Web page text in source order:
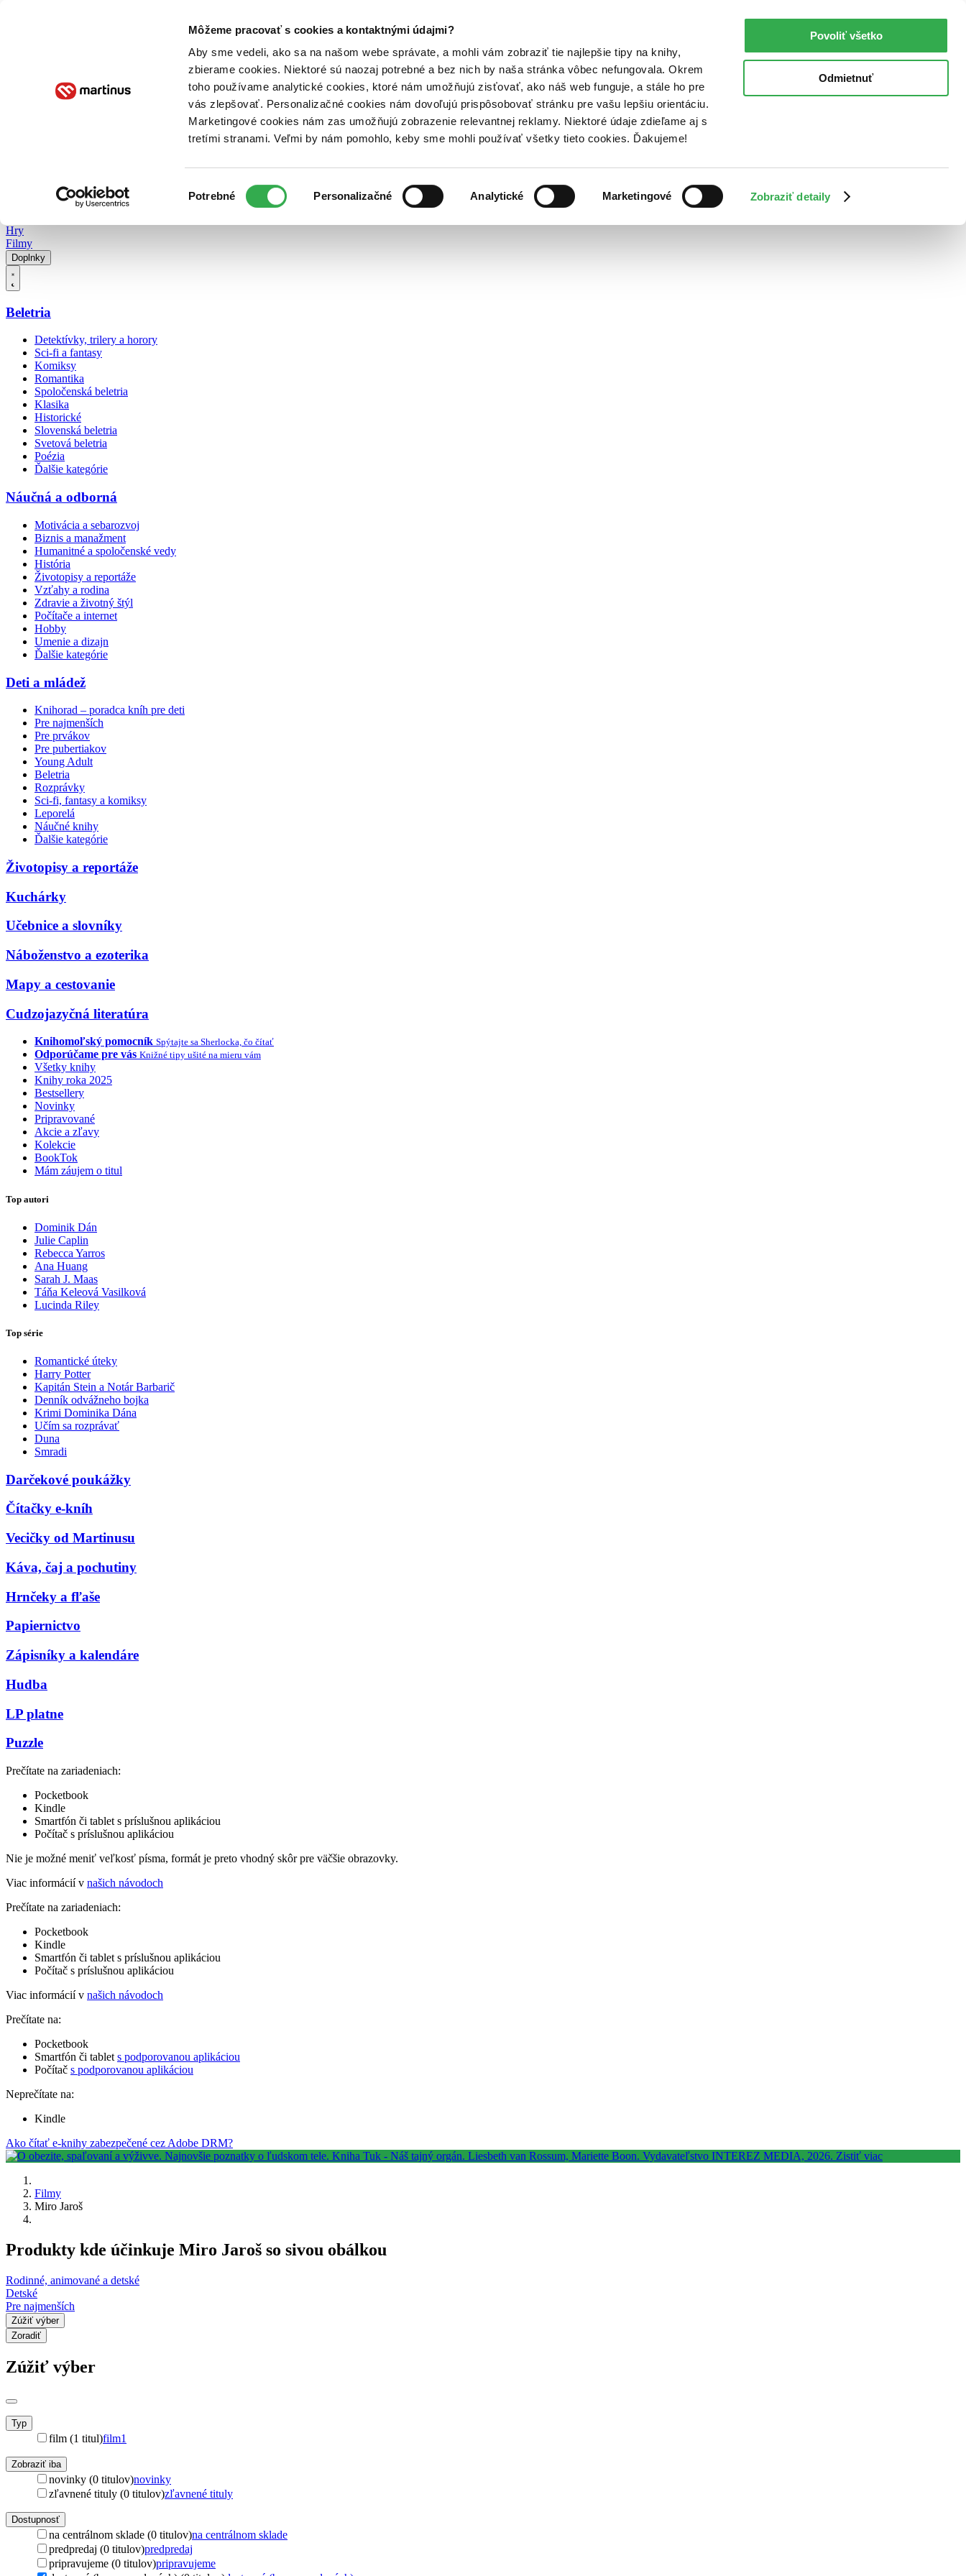
Môžeme pracovať s cookies a kontaktnými údajmi?
Aby sme vedeli, ako sa na našom webe správate, a mohli vám zobraziť tie najlepšie tipy na knihy,
zbierame cookies. Niektoré sú naozaj potrebné a bez nich by naša stránka vôbec nefungovala. Okrem
toho používame analytické cookies, ktoré nám umožňujú zisťovať, ako náš web funguje, a stále ho pre
vás zlepšovať. Personalizačné cookies nám dovoľujú prispôsobovať stránku pre vašu lepšiu orientáciu.
Marketingové cookies nám zas umožňujú zobrazenie relevantnej reklamy. Niektoré údaje zdieľame aj s
tretími stranami. Veľmi by nám pomohlo, keby sme mohli používať všetky tieto cookies. Ďakujeme!
súhlasu
Potrebné Personalizačné Analytické Marketingové Zobraziť detaily
Povoliť všetko
Odmietnuť
Poukážky Kontakt
Hry
Filmy
Doplnky
Beletria
Detektívky, trilery a horory
Sci-fi a fantasy
Komiksy
Romantika
Spoločenská beletria
Klasika
Historické
Slovenská beletria
Svetová beletria
Poézia
Ďalšie kategórie
Náučná a odborná
Motivácia a sebarozvoj
Biznis a manažment
Humanitné a spoločenské vedy
História
Životopisy a reportáže
Vzťahy a rodina
Zdravie a životný štýl
Počítače a internet
Hobby
Umenie a dizajn
Ďalšie kategórie
Deti a mládež
Knihorad – poradca kníh pre deti
Pre najmenších
Pre prvákov
Pre pubertiakov
Young Adult
Beletria
Rozprávky
Sci-fi, fantasy a komiksy
Leporelá
Náučné knihy
Ďalšie kategórie
Životopisy a reportáže
Kuchárky
Učebnice a slovníky
Náboženstvo a ezoterika
Mapy a cestovanie
Cudzojazyčná literatúra
Knihomoľský pomocník Spýtajte sa Sherlocka, čo čítať
Odporúčame pre vás Knižné tipy ušité na mieru vám
Všetky knihy
Knihy roka 2025
Bestsellery
Novinky
Pripravované
Akcie a zľavy
Kolekcie
BookTok
Mám záujem o titul
Top autori
Dominik Dán
Julie Caplin
Rebecca Yarros
Ana Huang
Sarah J. Maas
Táňa Keleová Vasilková
Lucinda Riley
Top série
Romantické úteky
Harry Potter
Kapitán Stein a Notár Barbarič
Denník odvážneho bojka
Krimi Dominika Dána
Učím sa rozprávať
Duna
Smradi
Darčekové poukážky
Čítačky e-kníh
Vecičky od Martinusu
Káva, čaj a pochutiny
Hrnčeky a fľaše
Papiernictvo
Zápisníky a kalendáre
Hudba
LP platne
Puzzle
Prečítate na zariadeniach:
Pocketbook
Kindle
Smartfón či tablet s príslušnou aplikáciou
Počítač s príslušnou aplikáciou
Nie je možné meniť veľkosť písma, formát je preto vhodný skôr pre väčšie obrazovky.
Viac informácií v našich návodoch
Prečítate na zariadeniach:
Pocketbook
Kindle
Smartfón či tablet s príslušnou aplikáciou
Počítač s príslušnou aplikáciou
Viac informácií v našich návodoch
Prečítate na:
Pocketbook
Smartfón či tablet s podporovanou aplikáciou
Počítač s podporovanou aplikáciou
Neprečítate na:
Kindle
Ako čítať e-knihy zabezpečené cez Adobe DRM?
Filmy
Miro Jaroš
Produkty kde účinkuje Miro Jaroš so sivou obálkou
Rodinné, animované a detské
Detské
Pre najmenších
Zúžiť výber
Zoradiť
Zúžiť výber
Typ
film (1 titul)film1
Zobraziť iba
novinky (0 titulov)novinky
zľavnené tituly (0 titulov)zľavnené tituly
Dostupnosť
na centrálnom sklade (0 titulov)na centrálnom sklade
predpredaj (0 titulov)predpredaj
pripravujeme (0 titulov)pripravujeme